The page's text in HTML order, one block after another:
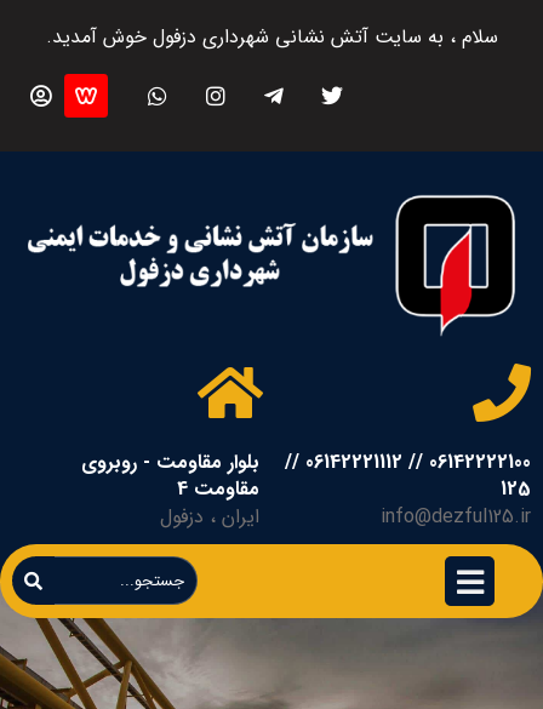
سلام ، به سایت آتش نشانی شهرداری دزفول خوش آمدید.
06142222100 // 06142221112 //
125
info@dezful125.ir
بلوار مقاومت - روبروی
مقاومت 4
ایران ، دزفول